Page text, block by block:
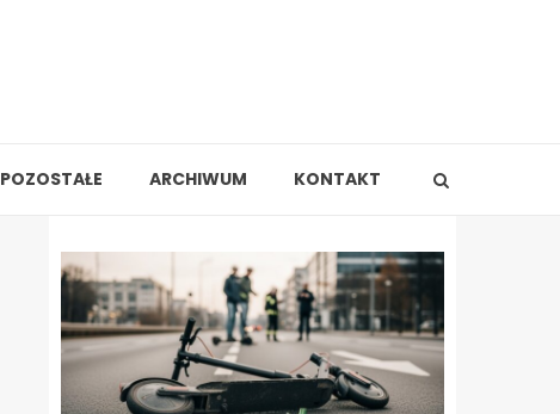
POZOSTAŁE ARCHIWUM KONTAKT